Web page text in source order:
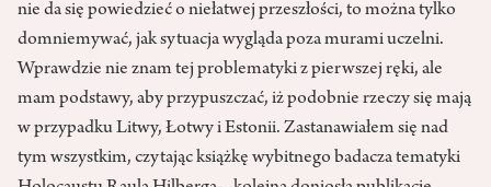
nie da się powiedzieć o niełatwej przeszłości, to można tylko
domniemywać, jak sytuacja wygląda poza murami uczelni.
Wprawdzie nie znam tej problematyki z pierwszej ręki, ale
mam podstawy, aby przypuszczać, iż podobnie rzeczy się mają
w przypadku Litwy, Łotwy i Estonii. Zastanawiałem się nad
tym wszystkim, czytając książkę wybitnego badacza tematyki